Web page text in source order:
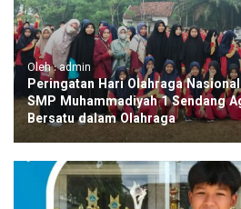
Oleh : admin
Peringatan Hari Olahraga
SMP Muhammadiyah 1 Sendang
Bersatu dalam Olahraga